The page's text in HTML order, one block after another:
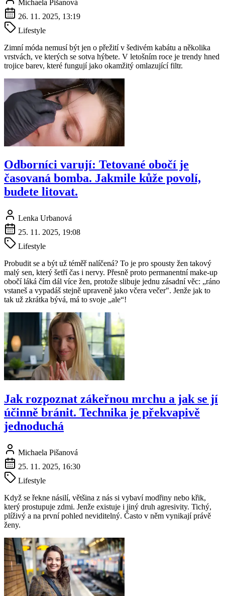
Michaela Pišanová
26. 11. 2025, 13:19
Lifestyle
Zimní móda nemusí být jen o přežití v šedivém kabátu a několika
vrstvách, ve kterých se sotva hýbete. V letošním roce je trendy hned
trojice barev, které fungují jako okamžitý omlazující filtr.
Odborníci varují: Tetované obočí je
časovaná bomba. Jakmile kůže povolí,
budete litovat.
Lenka Urbanová
25. 11. 2025, 19:08
Lifestyle
Probudit se a být už téměř nalíčená? To je pro spousty žen takový
malý sen, který šetří čas i nervy. Přesně proto permanentní make-up
obočí láká čím dál více žen, protože slibuje jednu zásadní věc: „ráno
vstaneš a vypadáš stejně upraveně jako včera večer". Jenže jak to
tak už zkrátka bývá, má to svoje „ale“!
Jak rozpoznat zákeřnou mrchu a jak se jí
účinně bránit. Technika je překvapivě
jednoduchá
Michaela Pišanová
25. 11. 2025, 16:30
Lifestyle
Když se řekne násilí, většina z nás si vybaví modřiny nebo křik,
který prostupuje zdmi. Jenže existuje i jiný druh agresivity. Tichý,
plíživý a na první pohled neviditelný. Často v něm vynikají právě
ženy.